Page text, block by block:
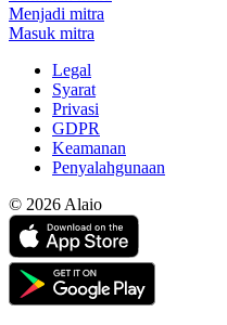
Menjadi mitra
Masuk mitra
Legal
Syarat
Privasi
GDPR
Keamanan
Penyalahgunaan
© 2026 Alaio